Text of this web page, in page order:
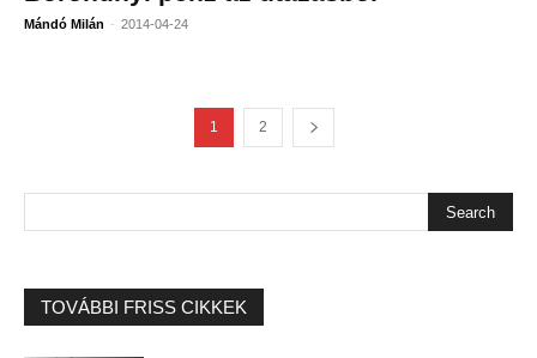
Mándó Milán - 2014-04-24
1 2
TOVÁBBI FRISS CIKKEK